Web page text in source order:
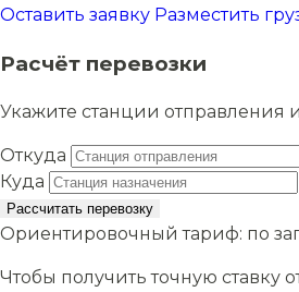
Оставить заявку Разместить
Расчёт перевозки
Укажите станции отправления
Откуда
Куда
Рассчитать перевозку
Ориентировочный тариф: по
Чтобы получить точную ставку